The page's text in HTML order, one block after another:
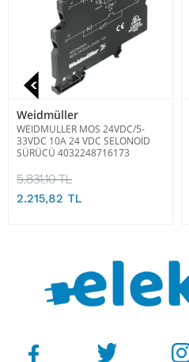
Weidmüller
WEIDMULLER MOS 24VDC/5-
33VDC 10A 24 VDC SELONOİD
SÜRÜCÜ 4032248716173
5.831,10 TL
2.215,82 TL